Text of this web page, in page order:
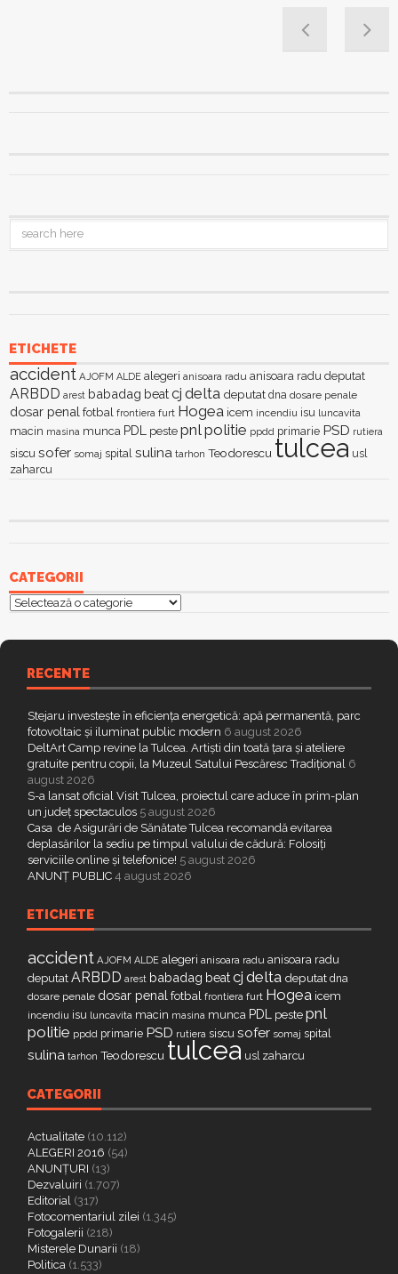
ETICHETE
accident AJOFM ALDE alegeri anisoara radu anisoara radu deputat
ARBDD arest babadag beatcj delta deputat dna dosare penale
dosar penal fotbal frontiera furt Hogea icem incendiu isu luncavita
macin masina munca PDL peste pnl politie ppdd primarie PSD rutiera
siscu sofer somaj spital sulina tarhon Teodorescu tulcea usl
zaharcu
CATEGORII
Categorii
RECENTE
Stejaru investește în eficiența energetică: apă permanentă, parc
fotovoltaic și iluminat public modern 6 august 2026
DeltArt Camp revine la Tulcea. Artiști din toată țara și ateliere
gratuite pentru copii, la Muzeul Satului Pescăresc Tradițional 6
august 2026
S-a lansat oficial Visit Tulcea, proiectul care aduce în prim-plan
un județ spectaculos 5 august 2026
Casa de Asigurări de Sănătate Tulcea recomandă evitarea
deplasărilor la sediu pe timpul valului de cădură: Folosiți
serviciile online și telefonice! 5 august 2026
ANUNȚ PUBLIC 4 august 2026
ETICHETE
accident AJOFM ALDE alegeri anisoara radu anisoara radu
deputat ARBDD arest babadag beatcj delta deputat dna
dosare penale dosar penal fotbal frontiera furt Hogea icem
incendiu isu luncavita macin masina munca PDL peste pnl
politie ppdd primarie PSD rutiera siscu sofer somaj spital
sulina tarhon Teodorescu tulcea usl zaharcu
CATEGORII
Actualitate (10.112)
ALEGERI 2016 (54)
ANUNȚURI (13)
Dezvaluiri (1.707)
Editorial (317)
Fotocomentariul zilei (1.345)
Fotogalerii (218)
Misterele Dunarii (18)
Politica (1.533)